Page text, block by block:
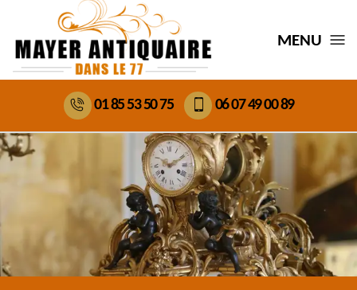
MENU
01 85 53 50 75 06 07 49 00 89